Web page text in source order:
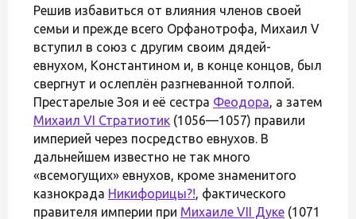
Решив избавиться от влияния членов своей
семьи и прежде всего Орфанотрофа, Михаил V
вступил в союз с другим своим дядей-
евнухом, Константином и, в конце концов, был
свергнут и ослеплён разгневанной толпой.
Престарелые Зоя и её сестра Феодора, а затем
Михаил VI Стратиотик (1056—1057) правили
империей через посредство евнухов. В
дальнейшем известно не так много
«всемогущих» евнухов, кроме знаменитого
казнокрада Никифорицы?!, фактического
правителя империи при Михаиле VII Дуке (1071